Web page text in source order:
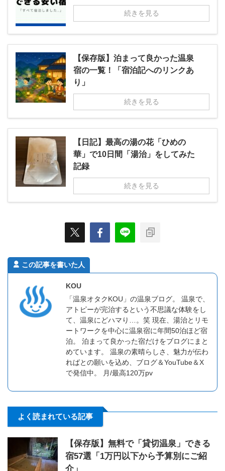
続きを見る
【保存版】泊まって良かった温泉
宿の一覧！「宿泊記へのリンクあ
り」
続きを見る
【日記】最高の湯の花「ひめの
華」で10日間「湯治」をしてみた
記録
続きを見る
この記事を書いた人
KOU
「温泉オタクKOU」の温泉ブログ。 温泉で、
アトピーが完治するという不思議な体験をし
て、温泉にどハマり…。笑 現在、湯治とリモ
ートワークを中心に温泉宿に年間50泊ほど宿
泊。 泊まって良かった宿だけをブログにまと
めています。 温泉の素晴らしさ、魅力が伝わ
ればとの願いを込め、ブログ＆YouTube＆X
で発信中。 月/最高120万pv
よく読まれている記事
【保存版】無料で「貸切温泉」できる
宿57選「1万円以下から予算別にご紹
介」